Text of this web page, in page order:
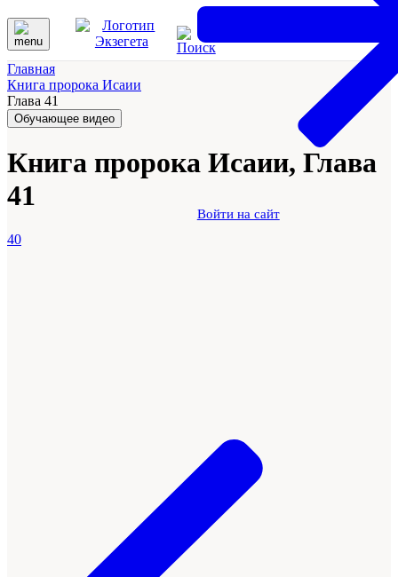
Войти на сайт
Главная
Книга пророка Исаии
Глава 41
Обучающее видео
Книга пророка Исаии, Глава
41
40